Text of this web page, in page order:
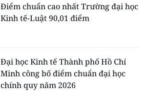
Điểm chuẩn cao nhất Trường đại học
Kinh tế-Luật 90,01 điểm
Đại học Kinh tế Thành phố Hồ Chí
Minh công bố điểm chuẩn đại học
chính quy năm 2026